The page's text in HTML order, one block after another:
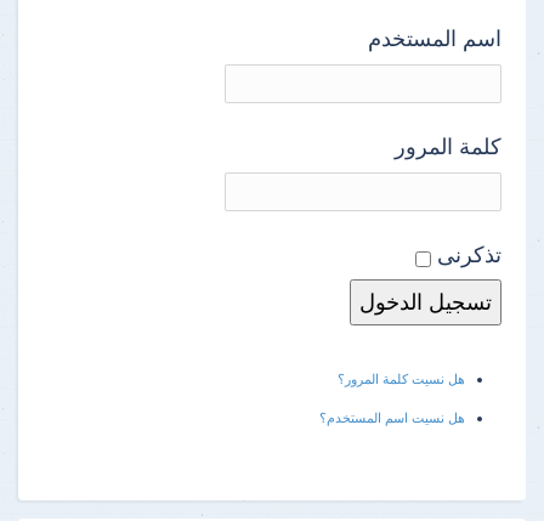
اسم المستخدم
كلمة المرور
تذكرنى
هل نسيت كلمة المرور؟
هل نسيت اسم المستخدم؟